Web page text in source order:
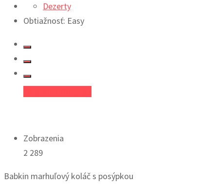
Dezerty
Obtiažnosť: Easy
Zobrazenia
2 289
Babkin marhuľový koláč s posýpkou